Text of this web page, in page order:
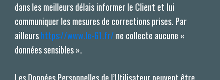
dans les meilleurs délais informer le Client et lui
communiquer les mesures de corrections prises. Par
ailleurshttps://www.le-61.fr/ ne collecte aucune «
données sensibles ».